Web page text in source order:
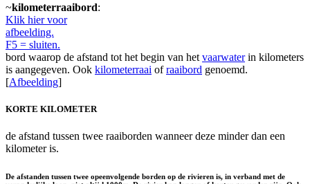
~kilometerraaibord:
Klik hier voor
afbeelding.
F5 = sluiten.
bord waarop de afstand tot het begin van het vaarwaterin kilometers
is aangegeven. Ook kilometerraai ofraaibord genoemd.
[Afbeelding]
KORTE KILOMETER
de afstand tussen twee raaiborden wanneer deze minder dan een
kilometer is.
De afstanden tussen twee opeenvolgende borden op de rivieren is, in verband met de